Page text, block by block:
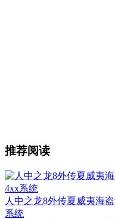
推荐阅读
人中之龙8外传夏威夷海
系统